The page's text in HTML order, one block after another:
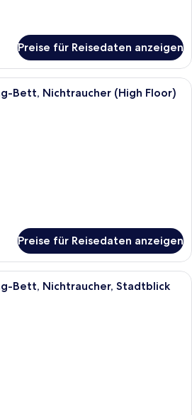
Preise für Reisedaten anzeigen
Ein Hotelzimmer mit einem großen
Bett, Nichtraucher (High Floor)
Preise für Reisedaten anzeigen
Ein Hotelzimmer mit einem großen
Bett, Nichtraucher, Stadtblick